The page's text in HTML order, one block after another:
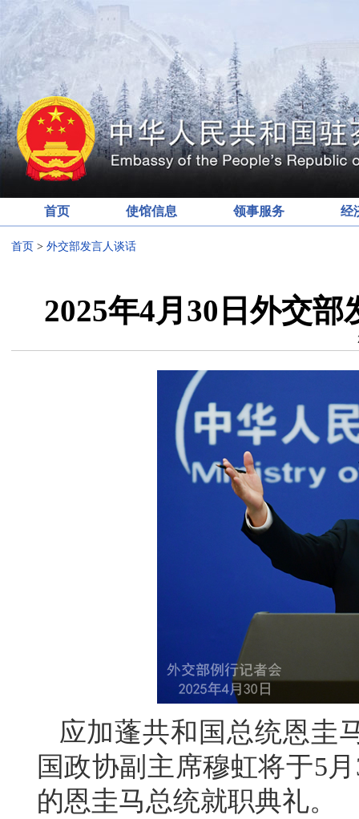
首页 使馆信息 领事服务 经
首页 > 外交部发言人谈话
2025年4月30日外交
应加蓬共和国总统恩圭
国政协副主席穆虹将于5
的恩圭马总统就职典礼。